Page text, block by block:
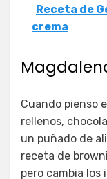
Receta de
crema
Cuando pienso
rellenos,
un puñado de
receta de
pero cambia